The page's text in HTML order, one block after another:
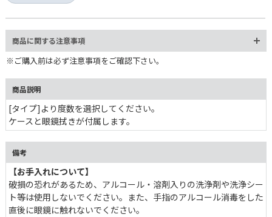
商品に関する注意事項
※ご購入前は必ず注意事項をご確認下さい。
商品説明
[タイプ]より度数を選択してください。
ケースと眼鏡拭きが付属します。
備考
【お手入れについて】
破損の恐れがあるため、アルコール・溶剤入りの洗浄剤や洗浄シー
ト等は使用しないでください。また、手指のアルコール消毒をした
直後に眼鏡に触れないでください。